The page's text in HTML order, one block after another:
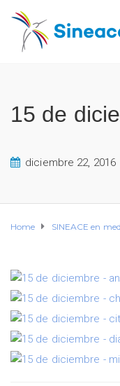
15 de
diciembre 22, 2016
Home SINEACE en